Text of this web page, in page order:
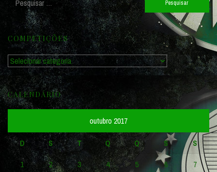
por:
COMPETIÇÕES
Competições
CALENDÁRIO
outubro 2017
D S T Q Q S
S
1
2 3 4 5 6
7